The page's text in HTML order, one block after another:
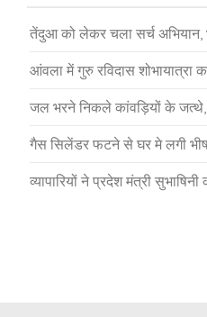
तेंदुआ को लेकर चला सर्च अभियान,
आंवला में गुरु रविदास शोभायात्रा
जल भरने निकले कांवड़ियों के
गैस सिलेंडर फटने से घर मे लगी
व्यापारियों ने प्रदेश मंत्री